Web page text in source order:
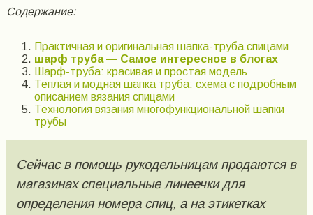
Содержание:
Практичная и оригинальная шапка-труба спицами
шарф труба — Самое интересное в блогах
Шарф-труба: красивая и простая модель
Теплая и модная шапка труба: схема с подробным
описанием вязания спицами
Технология вязания многофункциональной шапки
трубы
Сейчас в помощь рукодельницам продаются в
магазинах специальные линеечки для
определения номера спиц, а на этикетках